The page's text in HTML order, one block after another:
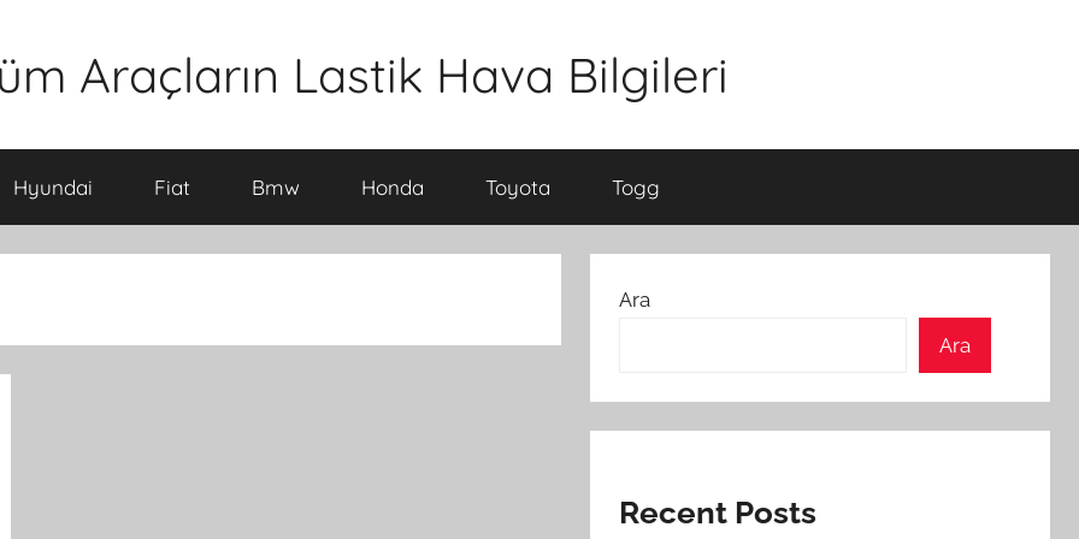
Araçların Lastik Hava Bilgileri
Hyundai Fiat Bmw Honda Toyota Togg
Ara
Ara
Recent Posts